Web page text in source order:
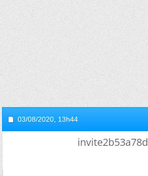
03/08/2020, 13h44
invite2b53a78d